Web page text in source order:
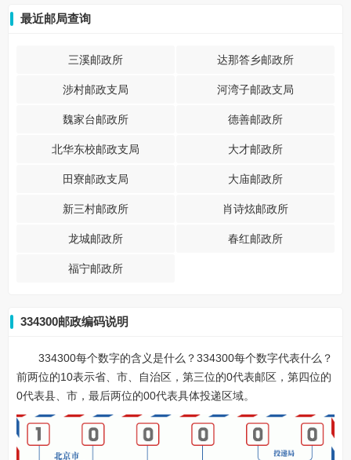
最近邮局查询
三溪邮政所 达那答乡邮政所
涉村邮政支局 河湾子邮政支局
魏家台邮政所 德善邮政所
北华东校邮政支局 大才邮政所
田寮邮政支局 大庙邮政所
新三村邮政所 肖诗炫邮政所
龙城邮政所 春红邮政所
福宁邮政所
334300邮政编码说明
334300每个数字的含义是什么？334300每个数字代表什么？
前两位的10表示省、市、自治区，第三位的0代表邮区，第四位的
0代表县、市，最后两位的00代表具体投递区域。